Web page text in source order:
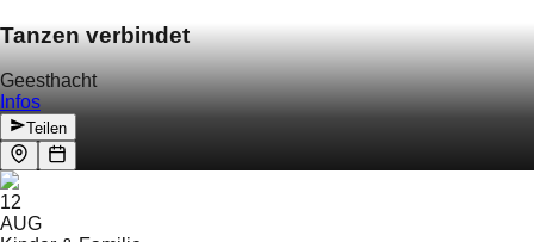
Tanzen verbindet
Geesthacht
Infos
Teilen
12
AUG